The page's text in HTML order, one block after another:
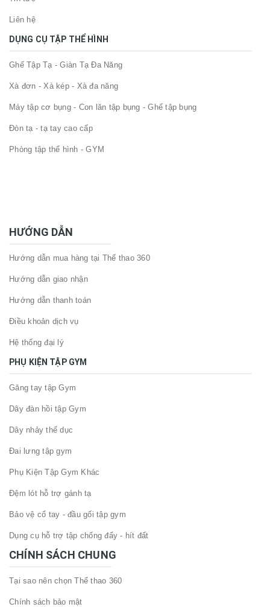
Liên hệ
DỤNG CỤ TẬP THỂ HÌNH
Ghế Tập Tạ - Giàn Tạ Đa Năng
Xà đơn - Xà kép - Xà đa năng
Máy tập cơ bụng - Con lăn tập bụng - Ghế tập bụng
Đòn tạ - tạ tay cao cấp
Phòng tập thể hình - GYM
HƯỚNG DẪN
Hướng dẫn mua hàng tại Thể thao 360
Hướng dẫn giao nhận
Hướng dẫn thanh toán
Điều khoản dịch vụ
Hệ thống đại lý
PHỤ KIỆN TẬP GYM
Găng tay tập Gym
Dây đàn hồi tập Gym
Dây nhảy thể dục
Đai lưng tập gym
Phụ Kiện Tập Gym Khác
Đệm lót hỗ trợ gánh tạ
Bảo vệ cổ tay - đầu gối tập gym
Dụng cụ hỗ trợ tập chống đẩy - hít đất
CHÍNH SÁCH CHUNG
Tại sao nên chọn Thể thao 360
Chính sách bảo mật